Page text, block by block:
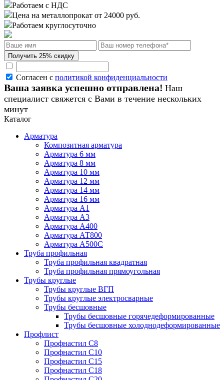
Работаем с НДС
Цена на металлопрокат от 24000 руб.
Работаем круглосуточно
Согласен с политикой конфиденциальности
Ваша заявка успешно отправлена! Наш
специалист свяжется с Вами в течение нескольких
минут
Каталог
Арматура
Композитная арматура
Арматура 6 мм
Арматура 8 мм
Арматура 10 мм
Арматура 12 мм
Арматура 14 мм
Арматура 16 мм
Арматура А1
Арматура А3
Арматура А400
Арматура АТ800
Арматура А500С
Труба профильная
Труба профильная квадратная
Труба профильная прямоугольная
Трубы круглые
Трубы круглые ВГП
Трубы круглые электросварные
Трубы бесшовные
Трубы бесшовные горячедеформированные
Трубы бесшовные холоднодеформированные
Профлист
Профнастил С8
Профнастил С10
Профнастил С15
Профнастил С18